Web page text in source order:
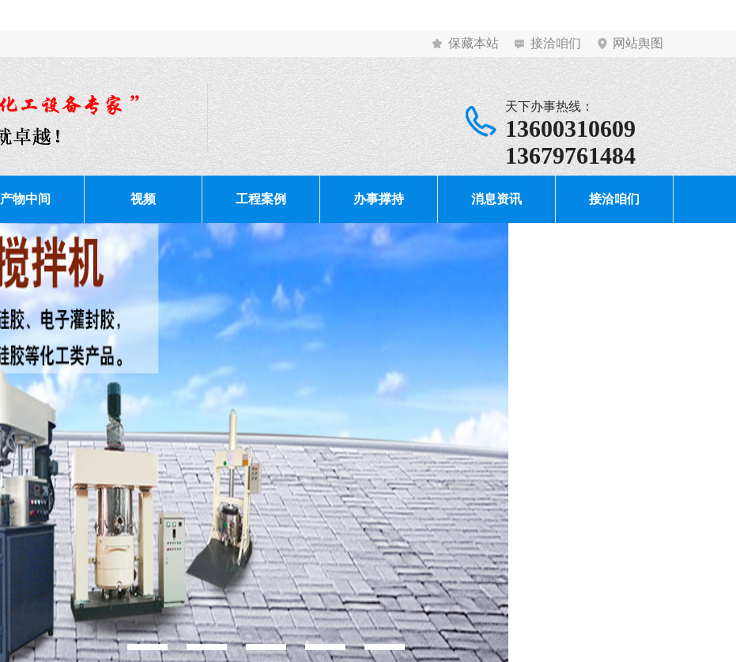
保藏本站
接洽咱们 网站舆图
天下办事热线：
13600310609
13679761484
产物中间 视频 工程案例 办事撑持 消息资讯 接洽咱们